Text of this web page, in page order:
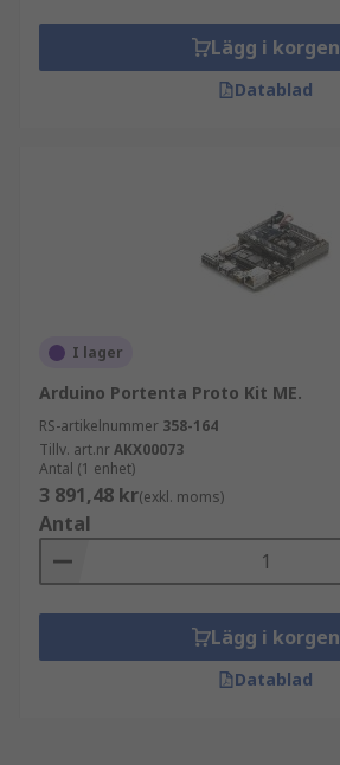
Lägg i korgen
Datablad
I lager
Arduino Portenta Proto Kit ME.
RS-artikelnummer 358-164
Tillv. art.nrAKX00073
Antal (1 enhet)
3 891,48 kr(exkl. moms)
Antal
Lägg i korgen
Datablad